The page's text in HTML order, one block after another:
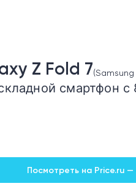
Z Fold 7(Samsung
смартфон
Посмотреть на Price.ru